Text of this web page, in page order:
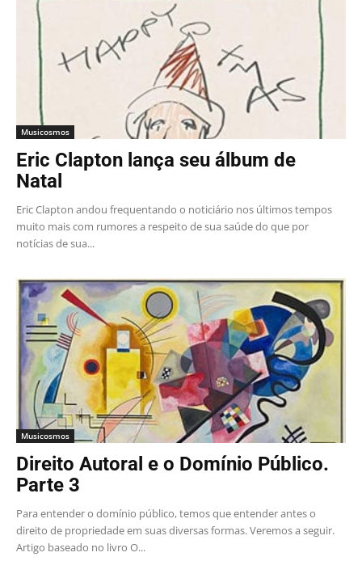
Musicosmos
Eric Clapton lança seu álbum de
Natal
Eric Clapton andou frequentando o noticiário nos últimos tempos
muito mais com rumores a respeito de sua saúde do que por
notícias de sua...
Musicosmos
Direito Autoral e o Domínio Público.
Parte 3
Para entender o domínio público, temos que entender antes o
direito de propriedade em suas diversas formas. Veremos a seguir.
Artigo baseado no livro O...